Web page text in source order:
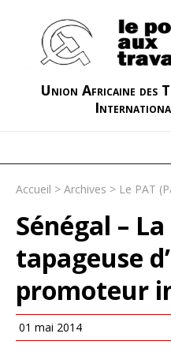
Union Africaine des
Accueil > Archives > Le PAT
Sénégal –
tapageuse
promoteur
01 mai 2014